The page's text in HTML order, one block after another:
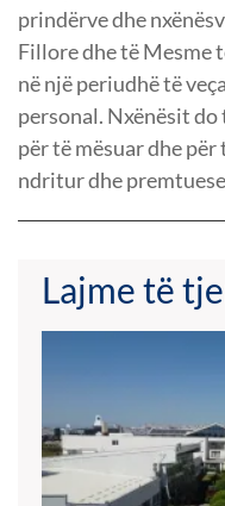
prindërve dhe
Fillore dhe të Mesme
në një periudhë të
personal. Nxënësit
për të mësuar dhe
ndritur dhe
Lajme të